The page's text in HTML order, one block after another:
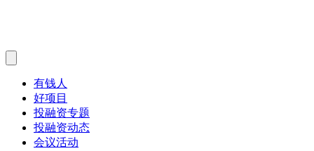
有钱人
好项目
投融资专题
投融资动态
会议活动